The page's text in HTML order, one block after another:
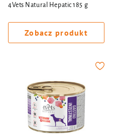
4Vets Natural Hepatic 185 g
Zobacz produkt